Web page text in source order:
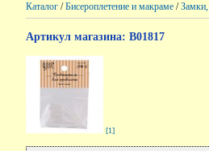
Каталог /Бисероплетение и макраме /Замки,
Артикул магазина: B01817
[1]